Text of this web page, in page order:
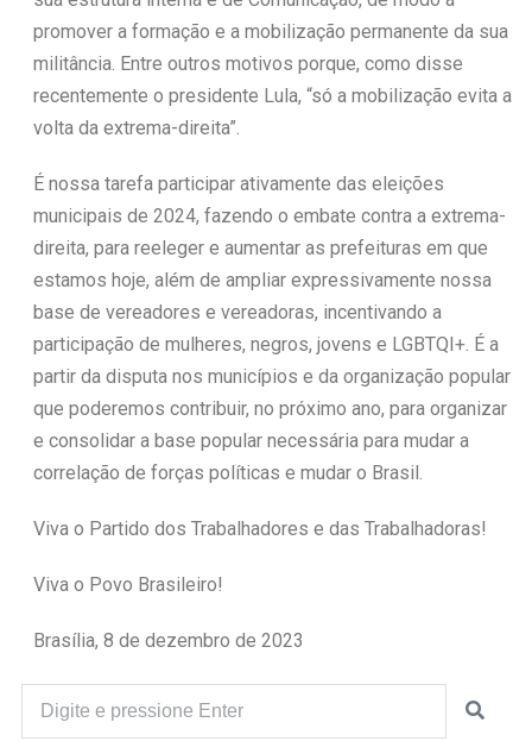
promover a formação e a mobilização permanente da sua
militância. Entre outros motivos porque, como disse
recentemente o presidente Lula, “só a mobilização evita a
volta da extrema-direita”.
É nossa tarefa participar ativamente das eleições
municipais de 2024, fazendo o embate contra a extrema-
direita, para reeleger e aumentar as prefeituras em que
estamos hoje, além de ampliar expressivamente nossa
base de vereadores e vereadoras, incentivando a
participação de mulheres, negros, jovens e LGBTQI+. É a
partir da disputa nos municípios e da organização popular
que poderemos contribuir, no próximo ano, para organizar
e consolidar a base popular necessária para mudar a
correlação de forças políticas e mudar o Brasil.
Viva o Partido dos Trabalhadores e das Trabalhadoras!
Viva o Povo Brasileiro!
Brasília, 8 de dezembro de 2023